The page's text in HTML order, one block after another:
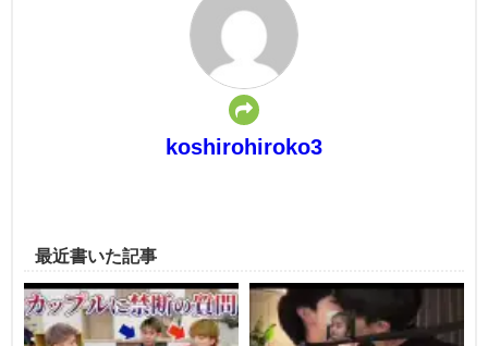
koshirohiroko3
最近書いた記事